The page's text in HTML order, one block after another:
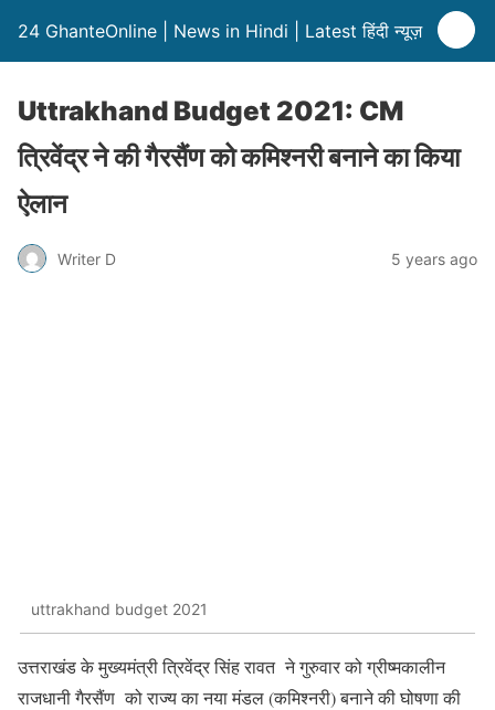
24 GhanteOnline | News in Hindi | Latest हिंदी न्यूज़
Uttrakhand Budget 2021: CM
त्रिवेंद्र ने की गैरसैंण को कमिश्नरी बनाने का किया
ऐलान
Writer D 5 years ago
uttrakhand budget 2021
उत्तराखंड के मुख्यमंत्री त्रिवेंद्र सिंह रावत ने गुरुवार को ग्रीष्मकालीन
राजधानी गैरसैंण को राज्‍य का नया मंडल (कमिश्नरी) बनाने की घोषणा की